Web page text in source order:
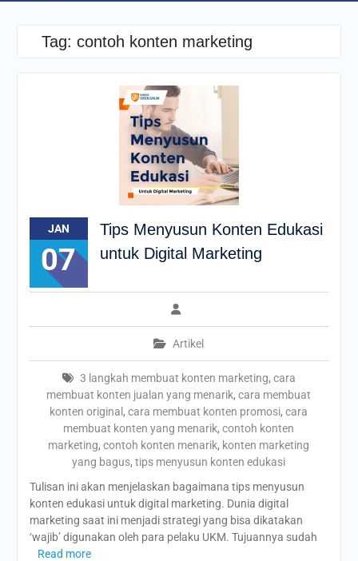
Tag: contoh konten marketing
JAN
07
Tips Menyusun Konten Edukasi
untuk Digital Marketing
Artikel
3 langkah membuat konten marketing, cara
membuat konten jualan yang menarik,cara membuat
konten original ,cara membuat konten promosi,cara
membuat konten yang menarik,contoh konten
marketing,contoh konten menarik, konten marketing
yang bagus,tips menyusun konten edukasi
Tulisan ini akan menjelaskan bagaimana tips menyusun
konten edukasi untuk digital marketing. Dunia digital
marketing saat ini menjadi strategi yang bisa dikatakan
‘wajib’ digunakan oleh para pelaku UKM. Tujuannya sudah
Read more